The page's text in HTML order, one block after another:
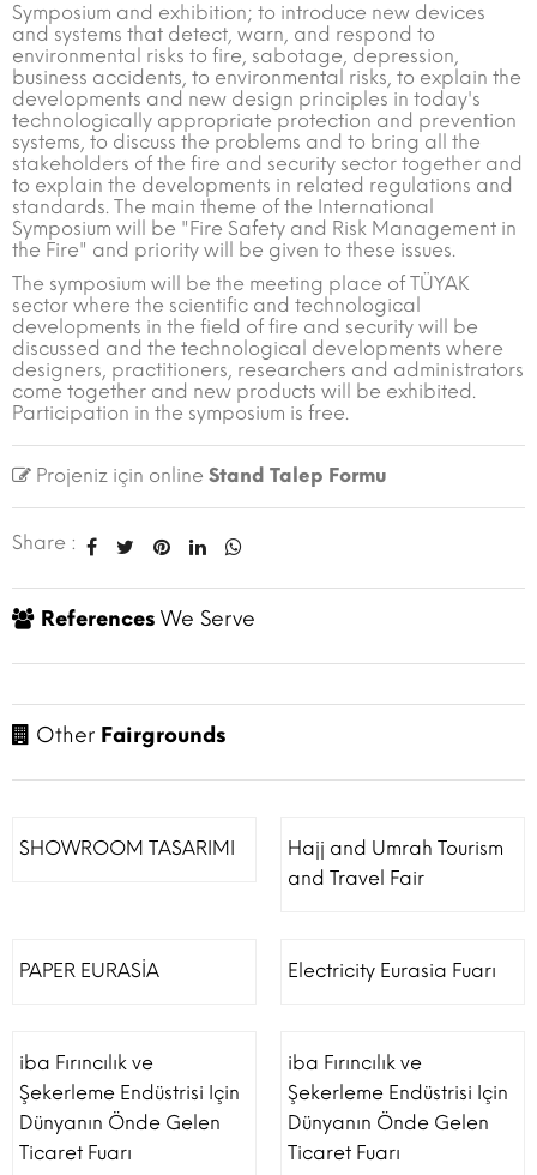
Symposium and exhibition; to introduce new devices
and systems that detect, warn, and respond to
environmental risks to fire, sabotage, depression,
business accidents, to environmental risks, to explain the
developments and new design principles in today's
technologically appropriate protection and prevention
systems, to discuss the problems and to bring all the
stakeholders of the fire and security sector together and
to explain the developments in related regulations and
standards. The main theme of the International
Symposium will be "Fire Safety and Risk Management in
the Fire" and priority will be given to these issues.
The symposium will be the meeting place of TÜYAK
sector where the scientific and technological
developments in the field of fire and security will be
discussed and the technological developments where
designers, practitioners, researchers and administrators
come together and new products will be exhibited.
Participation in the symposium is free.
Projeniz için online Stand Talep Formu
Share :
References We Serve
Other Fairgrounds
SHOWROOM TASARIMI
Hajj and Umrah Tourism
and Travel Fair
PAPER EURASİA Electricity Eurasia Fuarı
iba Fırıncılık ve
Şekerleme Endüstrisi Için
Dünyanın Önde Gelen
Ticaret Fuarı
iba Fırıncılık ve
Şekerleme Endüstrisi Için
Dünyanın Önde Gelen
Ticaret Fuarı